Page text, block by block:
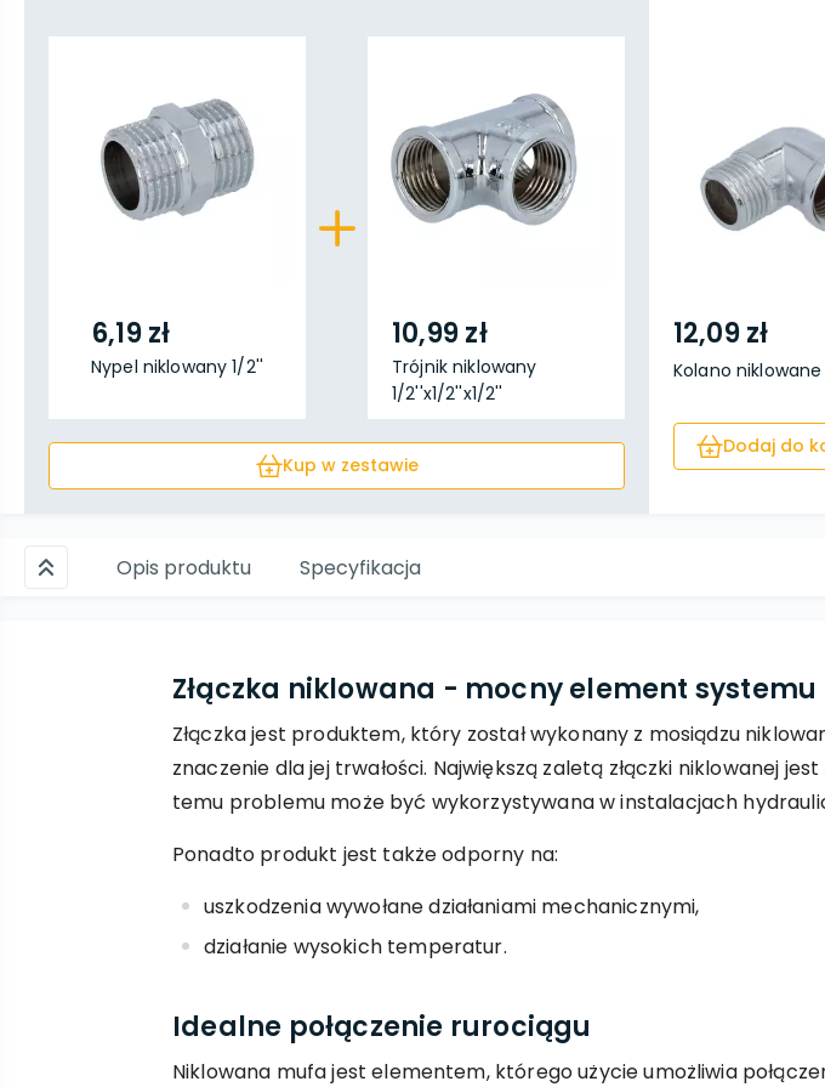
6,19 zł
Nypel niklowany 1/2''
10,99 zł
Trójnik niklowany
1/2''x1/2''x1/2''
Kup w zestawie
12,09 zł
Kolano niklowane
Dodaj do
Opis produktu Specyfikacja
Złączka niklowana - mocny element systemu
Złączka jest produktem, który został wykonany z mosiądzu
znaczenie dla jej trwałości. Największą zaletą złączki niklowanej
temu problemu może być wykorzystywana w instalacjach
Ponadto produkt jest także odporny na:
uszkodzenia wywołane działaniami mechanicznymi,
działanie wysokich temperatur.
Idealne połączenie rurociągu
Niklowana mufa jest elementem, którego użycie umożliwia